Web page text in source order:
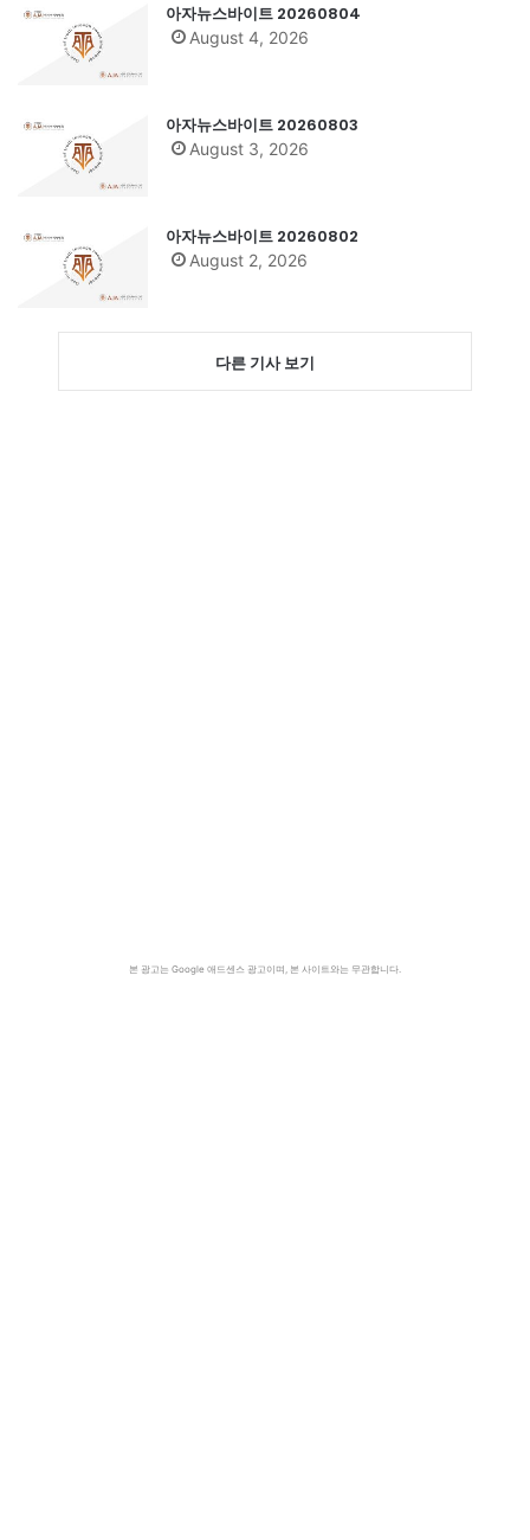
아자뉴스바이트 20260804
August 4, 2026
아자뉴스바이트 20260803
August 3, 2026
아자뉴스바이트 20260802
August 2, 2026
다른 기사 보기
본 광고는 Google 애드센스 광고이며, 본 사이트와는 무관합니다.